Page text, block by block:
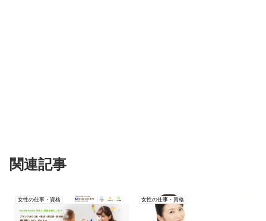
関連記事
女性の仕事・資格 女性の仕事・資格